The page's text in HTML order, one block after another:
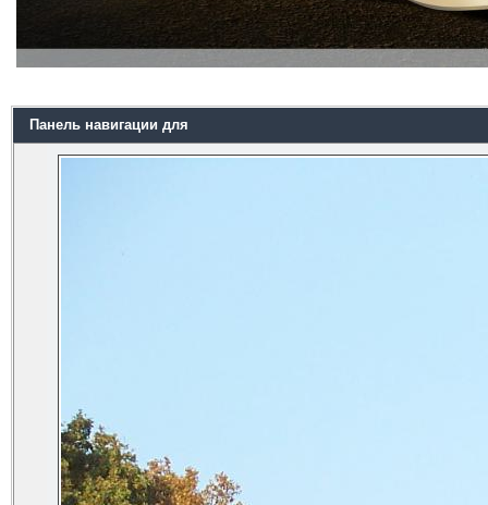
Панель навигации для